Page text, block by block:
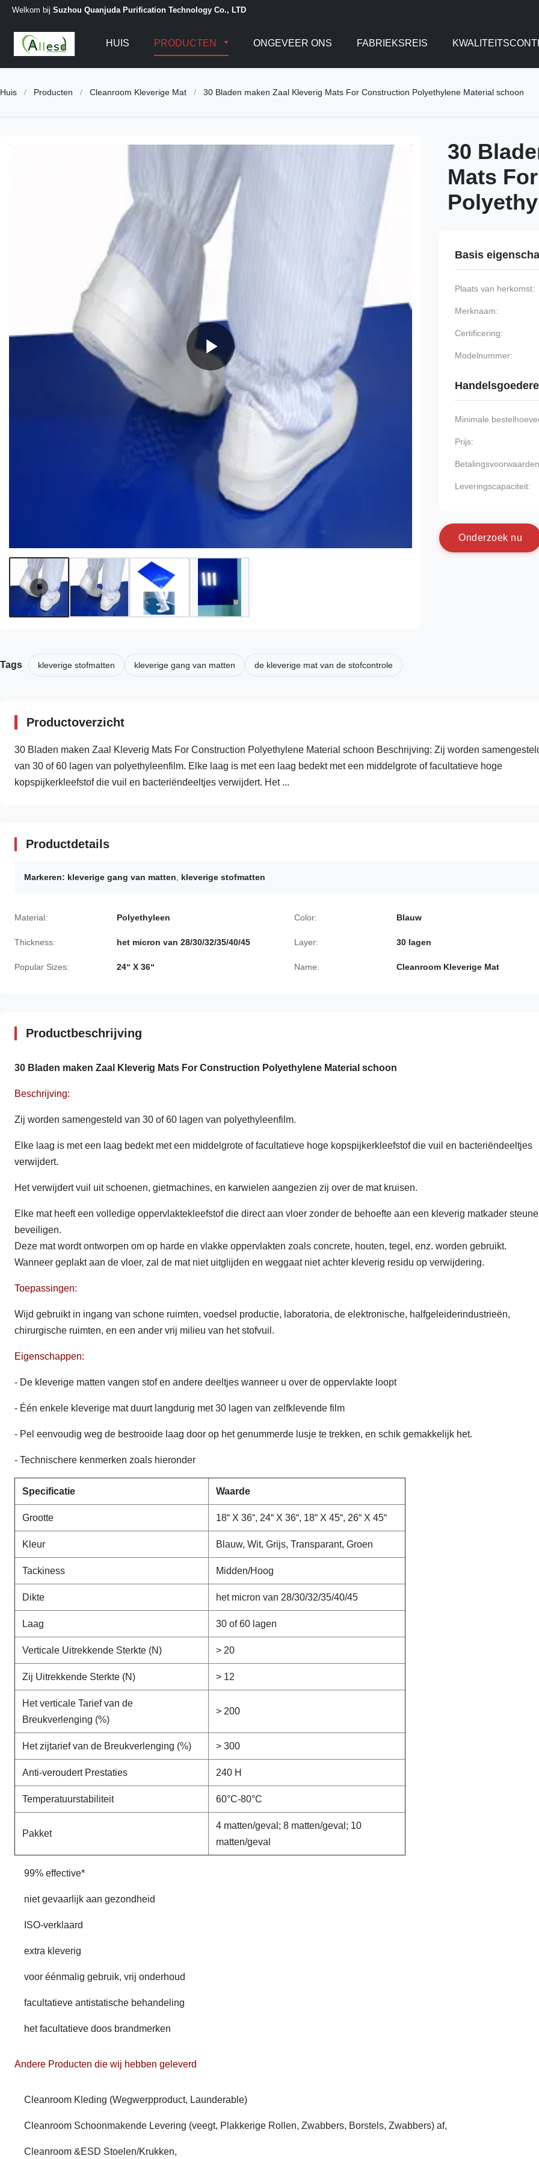
Welkom bij Suzhou Quanjuda Purification Technology Co., LTD
HUIS PRODUCTEN ONGEVEER ONS FABRIEKSREIS
Huis / Producten / Cleanroom Kleverige Mat / 30 Bladen maken Zaal Kleverig Mats For Construction Polyethylene Material schoon
30
Mats
Basis
Plaats van herkomst:
Merknaam:
Certificering:
Modelnummer:
Minimale
Prijs:
Leveringscapaciteit:
Onderzoek nu
Tags kleverige stofmatten kleverige gang van matten de kleverige mat van de stofcontrole
Productoverzicht
30 Bladen maken Zaal Kleverig Mats For Construction Polyethylene Material schoon Beschrijving: Zij worden
van 30 of 60 lagen van polyethyleenfilm. Elke laag is met een laag bedekt met een middelgrote of facultatieve hoge
kopspijkerkleefstof die vuil en bacteriëndeeltjes verwijdert. Het ...
Productdetails
Markeren: kleverige gang van matten kleverige stofmatten
Material: Polyethyleen Color: Blauw
Thickness: het micron van 28/30/32/35/40/45 Layer: 30 lagen
Popular Sizes: 24“ X 36“ Name: Cleanroom Kleverige Mat
Productbeschrijving
30 Bladen maken Zaal Kleverig Mats For Construction Polyethylene Material schoon
Beschrijving:
Zij worden samengesteld van 30 of 60 lagen van polyethyleenfilm.
Elke laag is met een laag bedekt met een middelgrote of facultatieve hoge kopspijkerkleefstof die vuil en bacteriëndeeltjes
verwijdert.
Het verwijdert vuil uit schoenen, gietmachines, en karwielen aangezien zij over de mat kruisen.
Elke mat heeft een volledige oppervlaktekleefstof die direct aan vloer zonder de behoefte aan een kleverig matkader
beveiligen.
Deze mat wordt ontworpen om op harde en vlakke oppervlakten zoals concrete, houten, tegel, enz. worden gebruikt.
Wanneer geplakt aan de vloer, zal de mat niet uitglijden en weggaat niet achter kleverig residu op verwijdering.
Toepassingen:
Wijd gebruikt in ingang van schone ruimten, voedsel productie, laboratoria, de elektronische, halfgeleiderindustrieën,
chirurgische ruimten, en een ander vrij milieu van het stofvuil.
Eigenschappen:
- De kleverige matten vangen stof en andere deeltjes wanneer u over de oppervlakte loopt
- Één enkele kleverige mat duurt langdurig met 30 lagen van zelfklevende film
- Pel eenvoudig weg de bestrooide laag door op het genummerde lusje te trekken, en schik gemakkelijk het.
- Technischere kenmerken zoals hieronder
Specificatie Waarde
Grootte 18“ X 36“, 24“ X 36“, 18“ X 45“, 26“ X 45“
Kleur Blauw, Wit, Grijs, Transparant, Groen
Tackiness Midden/Hoog
Dikte het micron van 28/30/32/35/40/45
Laag 30 of 60 lagen
Verticale Uitrekkende Sterkte (N) > 20
Zij Uitrekkende Sterkte (N) > 12
Het verticale Tarief van de
Breukverlenging (%)
> 200
Het zijtarief van de Breukverlenging (%) > 300
Anti-veroudert Prestaties 240 H
Temperatuurstabiliteit 60°C-80°C
Pakket
4 matten/geval; 8 matten/geval; 10
matten/geval
99% effective*
niet gevaarlijk aan gezondheid
ISO-verklaard
extra kleverig
voor éénmalig gebruik, vrij onderhoud
facultatieve antistatische behandeling
het facultatieve doos brandmerken
Andere Producten die wij hebben geleverd
Cleanroom Kleding (Wegwerpproduct, Launderable)
Cleanroom Schoonmakende Levering (veegt, Plakkerige Rollen, Zwabbers, Borstels, Zwabbers) af,
Cleanroom &ESD Stoelen/Krukken,